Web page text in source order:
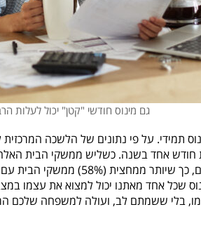
גם מינוס חודשי "קטן" יכול לעלות
חודש אחד בשנה. כשליש ממשקי הבית האלה
למינוס שכל אחד מאתנו יכול למצוא את
בלי ששמתם לב, ועולה למשפחה שלכם